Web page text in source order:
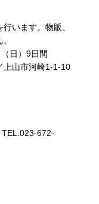
います。物販、
日）9日間
上山市河崎1-1-10
672-